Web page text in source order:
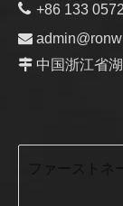
 +86 133

 中国浙江省